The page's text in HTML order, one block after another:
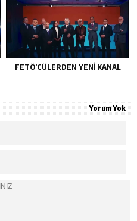
FETÖ’CÜLERDEN YENI KANAL
Yorum Yok